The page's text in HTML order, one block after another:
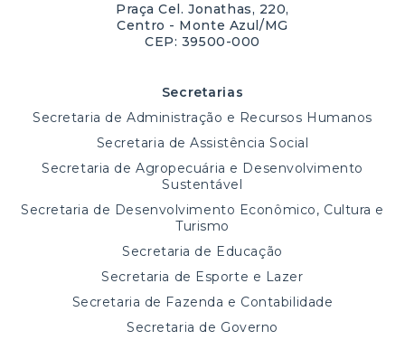
Praça Cel. Jonathas, 220,
Centro - Monte Azul/MG
CEP: 39500-000
Secretarias
Secretaria de Administração e Recursos Humanos
Secretaria de Assistência Social
Secretaria de Agropecuária e Desenvolvimento
Sustentável
Secretaria de Desenvolvimento Econômico, Cultura e
Turismo
Secretaria de Educação
Secretaria de Esporte e Lazer
Secretaria de Fazenda e Contabilidade
Secretaria de Governo